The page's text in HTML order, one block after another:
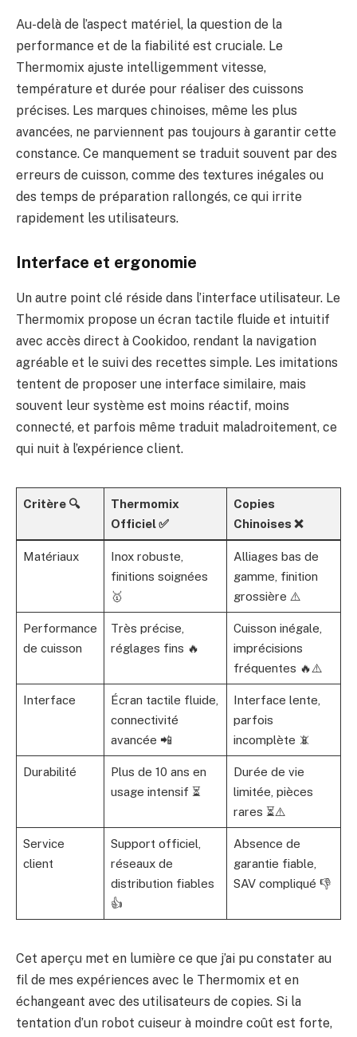
Au-delà de l’aspect matériel, la question de la
performance et de la fiabilité est cruciale. Le
Thermomix ajuste intelligemment vitesse,
température et durée pour réaliser des cuissons
précises. Les marques chinoises, même les plus
avancées, ne parviennent pas toujours à garantir cette
constance. Ce manquement se traduit souvent par des
erreurs de cuisson, comme des textures inégales ou
des temps de préparation rallongés, ce qui irrite
rapidement les utilisateurs.
Interface et ergonomie
Un autre point clé réside dans l’interface utilisateur. Le
Thermomix propose un écran tactile fluide et intuitif
avec accès direct à Cookidoo, rendant la navigation
agréable et le suivi des recettes simple. Les imitations
tentent de proposer une interface similaire, mais
souvent leur système est moins réactif, moins
connecté, et parfois même traduit maladroitement, ce
qui nuit à l’expérience client.
Critère 🔍
Thermomix
Officiel ✅
Copies
Chinoises ❌
Matériaux
Inox robuste,
finitions soignées
🥇
Alliages bas de
gamme, finition
grossière ⚠️
Performance
de cuisson
Très précise,
réglages fins 🔥
Cuisson inégale,
imprécisions
fréquentes 🔥⚠️
Interface
Écran tactile fluide,
connectivité
avancée 📲
Interface lente,
parfois
incomplète 📵
Durabilité
Plus de 10 ans en
usage intensif ⏳
Durée de vie
limitée, pièces
rares ⏳⚠️
Service
client
Support officiel,
réseaux de
distribution fiables
👍
Absence de
garantie fiable,
SAV compliqué 👎
Cet aperçu met en lumière ce que j’ai pu constater au
fil de mes expériences avec le Thermomix et en
échangeant avec des utilisateurs de copies. Si la
tentation d’un robot cuiseur à moindre coût est forte,